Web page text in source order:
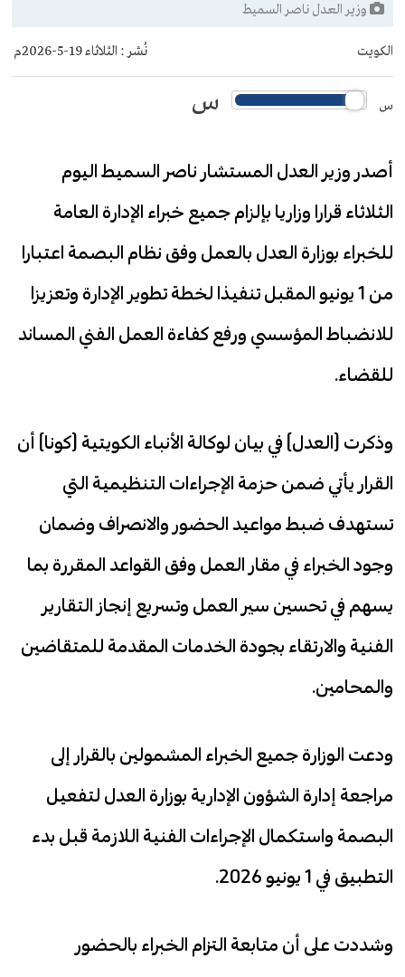
وزير العدل ناصر السميط
الكويت نُشر : الثلاثاء 19-5-2026م
س س
أصدر وزير العدل المستشار ناصر السميط اليوم
الثلاثاء قرارا وزاريا بإلزام جميع خبراء الإدارة العامة
للخبراء بوزارة العدل بالعمل وفق نظام البصمة اعتبارا
من 1 يونيو المقبل تنفيذا لخطة تطوير الإدارة وتعزيزا
للانضباط المؤسسي ورفع كفاءة العمل الفني المساند
للقضاء.
وذكرت (العدل) في بيان لوكالة الأنباء الكويتية (كونا) أن
القرار يأتي ضمن حزمة الإجراءات التنظيمية التي
تستهدف ضبط مواعيد الحضور والانصراف وضمان
وجود الخبراء في مقار العمل وفق القواعد المقررة بما
يسهم في تحسين سير العمل وتسريع إنجاز التقارير
الفنية والارتقاء بجودة الخدمات المقدمة للمتقاضين
والمحامين.
ودعت الوزارة جميع الخبراء المشمولين بالقرار إلى
مراجعة إدارة الشؤون الإدارية بوزارة العدل لتفعيل
البصمة واستكمال الإجراءات الفنية اللازمة قبل بدء
التطبيق في 1 يونيو 2026.
وشددت على أن متابعة التزام الخبراء بالحضور